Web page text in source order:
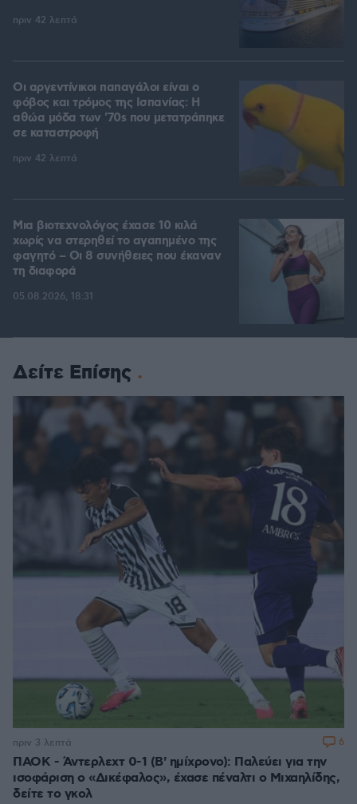
πριν 42 λεπτά
Οι αργεντίνικοι παπαγάλοι είναι ο
φόβος και τρόμος της Ισπανίας: Η
αθώα μόδα των '70s που μετατράπηκε
σε καταστροφή
πριν 42 λεπτά
Μια βιοτεχνολόγος έχασε 10 κιλά
χωρίς να στερηθεί το αγαπημένο της
φαγητό – Οι 8 συνήθειες που έκαναν
τη διαφορά
05.08.2026, 18:31
Δείτε Επίσης
ΠΑΟΚ - Άντερλεχτ 0-1 (Β' ημίχρονο): Παλεύει για την
ισοφάριση ο «Δικέφαλος», έχασε πέναλτι ο Μιχαηλίδης,
δείτε το γκολ
πριν 3 λεπτά 6